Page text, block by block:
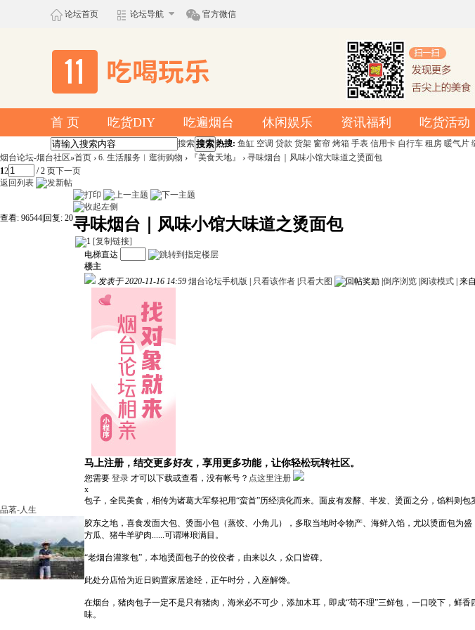
论坛首页 论坛导航 官方微信
首 页 吃货DIY 吃遍烟台 休闲娱乐 资讯福利 吃货活动
搜索搜索热搜: 鱼缸 空调 贷款 货架 窗帘 烤箱 手表 信用卡 自行车 租房 暖气片
烟台论坛-烟台社区»首页 › 6. 生活服务︱逛街购物 › 『美食天地』 › 寻味烟台｜风味小馆大味道之烫面包
12 / 2 页下一页
返回列表
查看: 96544 回复: 20寻味烟台｜风味小馆大味道之烫面包
[复制链接]
品茗-人生
电梯直达
楼主
发表于 2020-11-16 14:59 烟台论坛手机版 只看该作者 只看大图 倒序浏览 阅读模式 来
马上注册，结交更多好友，享用更多功能，让你轻松玩转社区。
您需要 登录 才可以下载或查看，没有帐号？ 点这里注册
x
包子，全民美食，相传为诸葛大军祭祀用“蛮首”历经演化而来。面皮有发酵、半发、烫面之分，馅料则包
胶东之地，喜食发面大包、烫面小包（蒸饺、小角儿），多取当地时令物产、海鲜入馅，尤以烫面包为
方瓜、猪牛羊驴肉......可谓琳琅满目。
“老烟台灌浆包”，本地烫面包子的佼佼者，由来以久，众口皆碑。
此处分店恰为近日购置家居途经，正午时分，入座解馋。
在烟台，猪肉包子一定不是只有猪肉，海米必不可少，添加木耳，即成“苟不理”三鲜包，一口咬下，鲜
味。